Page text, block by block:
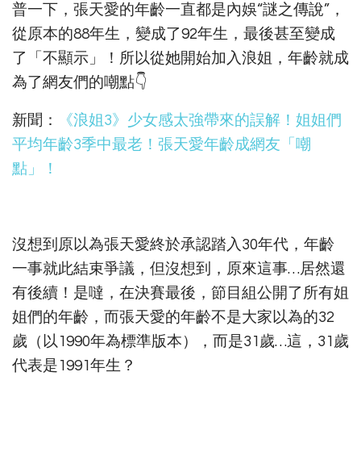
普一下，張天愛的年齡一直都是內娛“謎之傳說”，
從原本的88年生，變成了92年生，最後甚至變成
了「不顯示」！所以從她開始加入浪姐，年齡就成
為了網友們的嘲點👇
新聞：
《浪姐3》少女感太強帶來的誤解！姐姐們
平均年齡3季中最老！張天愛年齡成網友「嘲
點」！
沒想到原以為張天愛終於承認踏入30年代，年齡
一事就此結束爭議，但沒想到，原來這事…居然還
有後續！是噠，在決賽最後，節目組公開了所有姐
姐們的年齡，而張天愛的年齡不是大家以為的32
歲（以1990年為標準版本），而是31歲…這，31歲
代表是1991年生？